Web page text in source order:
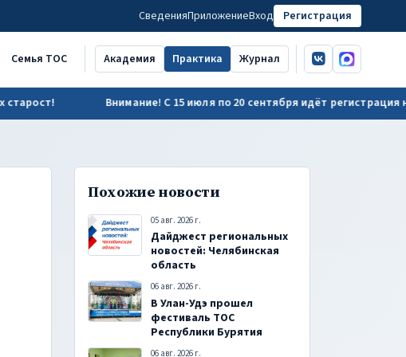
СведенияПриложениеВход Регистрация
Семья ТОС Академия Практика Журнал ВКонтакте
MAX
Внимание! С 15 июля по 20 сентября идёт регистрация на
Похожие новости
05 авг. 2026 г.
Дайджест региональных
новостей: Челябинская
область
06 авг. 2026 г.
В Улан-Удэ прошел
фестиваль ТОС
Республики Бурятия
06 авг. 2026 г.